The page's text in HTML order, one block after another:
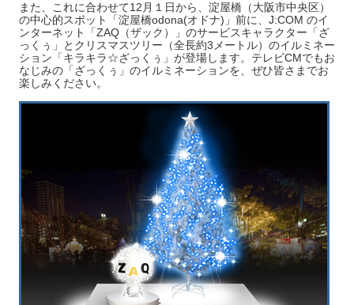
また、これに合わせて12月１日から、淀屋橋（大阪市中央区）
の中心的スポット「淀屋橋odona(オドナ)」前に、J:COM のイ
ンターネット「ZAQ（ザック）」のサービスキャラクター「ざ
っくぅ」とクリスマスツリー（全長約3メートル）のイルミネー
ション「キラキラ☆ざっくぅ」が登場します。テレビCMでもお
なじみの「ざっくぅ」のイルミネーションを、ぜひ皆さまでお
楽しみください。